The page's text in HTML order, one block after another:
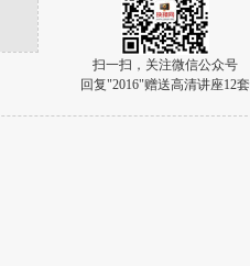
扫一扫，关注微信公众号
回复"2016"赠送高清讲座12套